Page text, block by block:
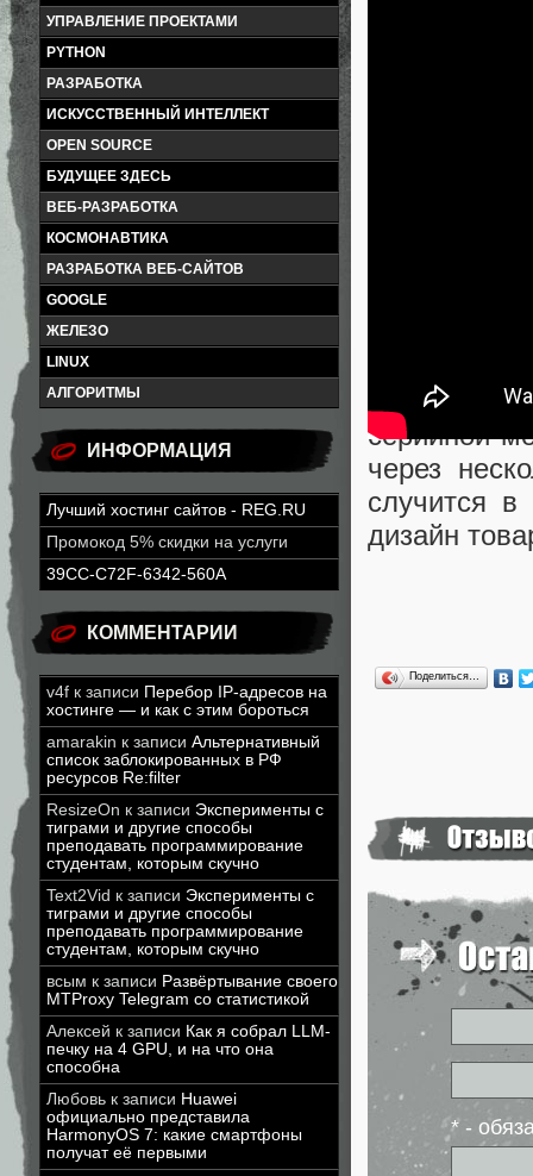
УПРАВЛЕНИЕ ПРОЕКТАМИ
PYTHON
РАЗРАБОТКА
ИСКУССТВЕННЫЙ ИНТЕЛЛЕКТ
OPEN SOURCE
БУДУЩЕЕ ЗДЕСЬ
ВЕБ-РАЗРАБОТКА
КОСМОНАВТИКА
РАЗРАБОТКА ВЕБ-САЙТОВ
GOOGLE
ЖЕЛЕЗО
LINUX
АЛГОРИТМЫ
ИНФОРМАЦИЯ
Лучший хостинг сайтов - REG.RU
Промокод 5% скидки на услуги
39CC-C72F-6342-560A
КОММЕНТАРИИ
v4f к записи Перебор IP-адресов на
хостинге — и как с этим бороться
amarakin к записи Альтернативный
список заблокированных в РФ
ресурсов Re:filter
ResizeOn к записи Эксперименты с
тиграми и другие способы
преподавать программирование
студентам, которым скучно
Text2Vid к записи Эксперименты с
тиграми и другие способы
преподавать программирование
студентам, которым скучно
всым к записи Развёртывание своего
MTProxy Telegram со статистикой
Алексей к записи Как я собрал LLM-
печку на 4 GPU, и на что она
способна
Любовь к записи Huawei
официально представила
HarmonyOS 7: какие смартфоны
получат её первыми
серийной
через
случится
дизайн
Поделиться…
* -